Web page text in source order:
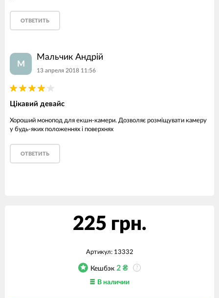
ОТВЕТИТЬ
М
Мальчик Андрій
13 апреля 2018 11:56
Цікавий девайс
Хороший монопод для екшн-камери. Дозволяє розміщувати камеру
у будь-яких положеннях і поверхнях
ОТВЕТИТЬ
225 грн.
Артикул: 13332
Кешбэк 2 ₴ ?
В наличии